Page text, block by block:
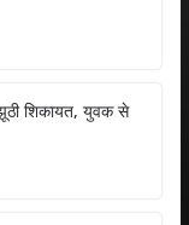
शिकायत, युवक से